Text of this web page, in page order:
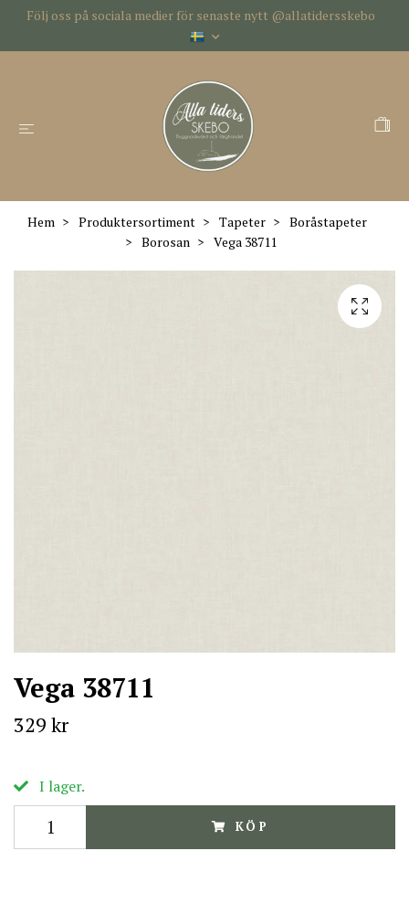
Följ oss på sociala medier för senaste nytt @allatidersskebo
Hem Produktersortiment Tapeter
Boråstapeter
Borosan
Vega 38711
Vega 38711
329 kr
I lager.
KÖP